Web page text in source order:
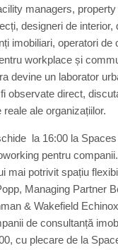
managers,
designeri de interior,
imobiliari, operatori de
workplace și
devine un laborator
observate direct,
ale organizațiilor.
la 16:00 la
pentru
mai potrivit spațiu
Managing Partner
& Wakefield
de consultanță
cu plecare de la